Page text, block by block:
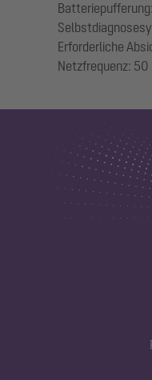
Erforderliche